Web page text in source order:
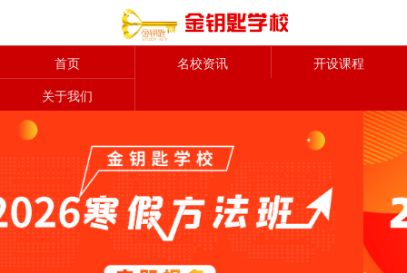
首页 名校资讯
开设课程
关于我们